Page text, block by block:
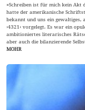
»Schreiben ist für mich kein Akt
hatte der amerikanische
bekannt und uns ein
›4321‹ vorgelegt. Es war ein
ambitioniertes literarisches
aber auch die bilanzierende
MOHR